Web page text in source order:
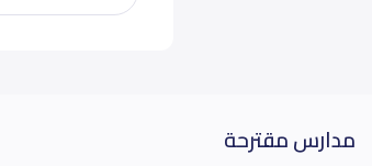
مدارس مقترحة